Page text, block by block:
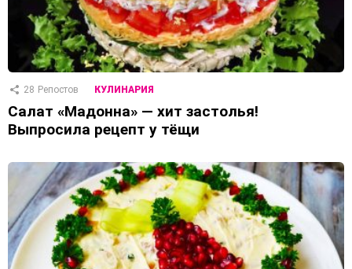
28 Репостов КУЛИНАРИЯ
Салат «Мадонна» — хит застолья!
Выпросила рецепт у тёщи